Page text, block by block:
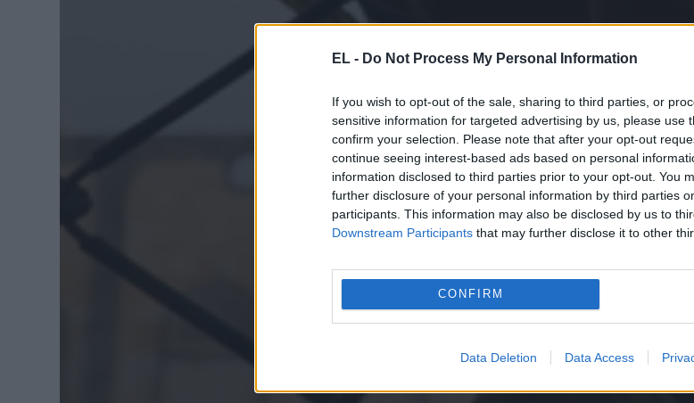
EL - Do Not Process My Personal Information
If you wish to opt-out of the sale, sharing to third parties, or
sensitive information for targeted advertising by us, please use
confirm your selection. Please note that after your opt-out
continue seeing interest-based ads based on personal
information disclosed to third parties prior to your opt-out. You
further disclosure of your personal information by third parties
participants. This information may also be disclosed by us to
Downstream Participants that may further disclose it to other
CONFIRM
Data Deletion Data Access